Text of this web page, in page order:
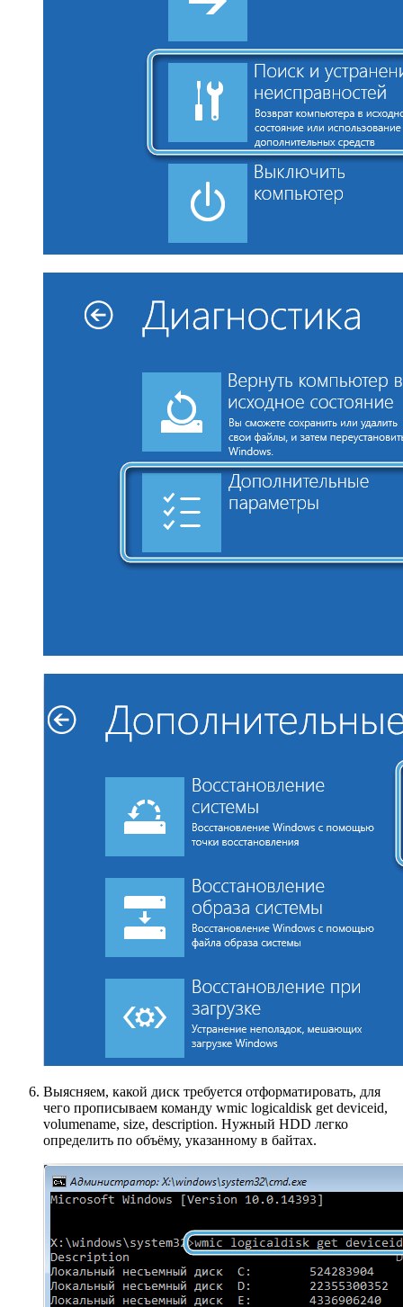
Выясняем, какой диск требуется отформатировать, для
чего прописываем команду wmic logicaldisk get deviceid,
volumename, size, description. Нужный HDD легко
определить по объёму, указанному в байтах.